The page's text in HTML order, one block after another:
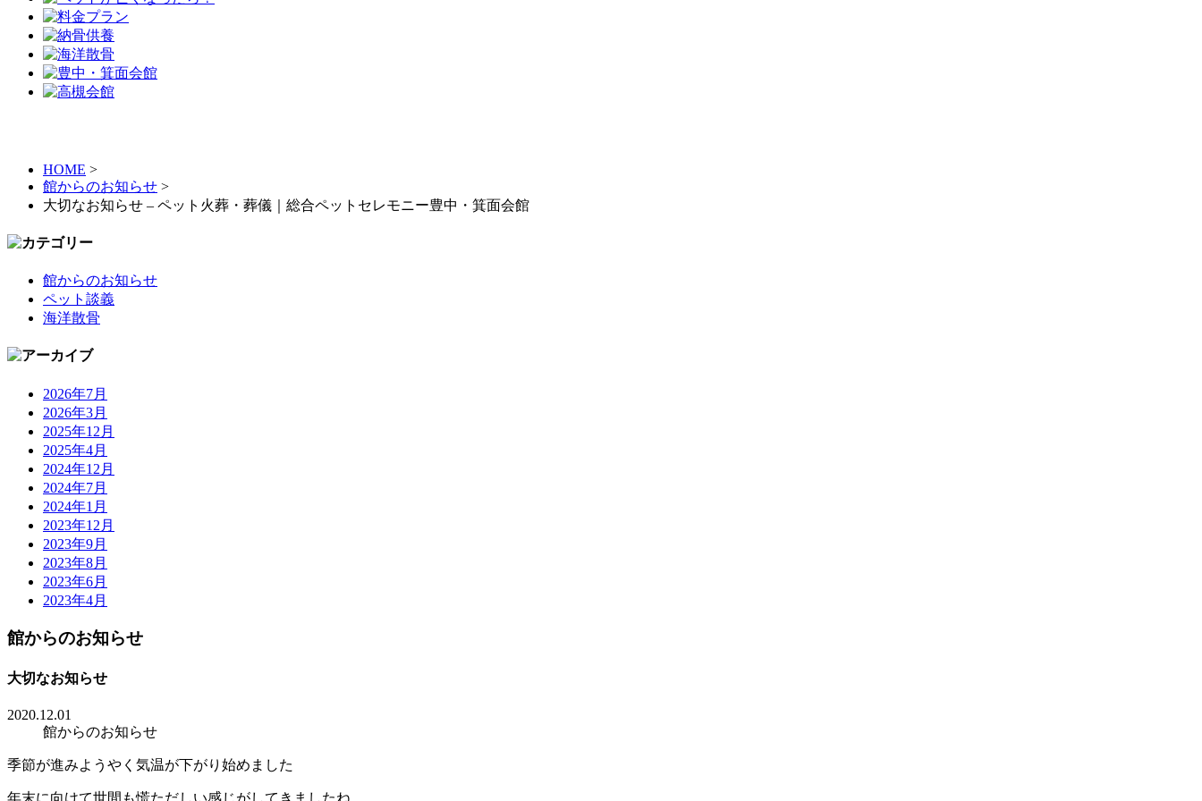
HOME >
館からのお知らせ >
大切なお知らせ – ペット火葬・葬儀｜総合ペットセレモニー豊中・箕面会館
館からのお知らせ
ペット談義
海洋散骨
2026年7月
2026年3月
2025年12月
2025年4月
2024年12月
2024年7月
2024年1月
2023年12月
2023年9月
2023年8月
2023年6月
2023年4月
館からのお知らせ
大切なお知らせ
2020.12.01
館からのお知らせ
季節が進みようやく気温が下がり始めました
年末に向けて世間も慌ただしい感じがしてきましたね